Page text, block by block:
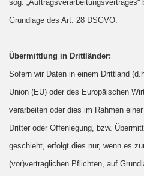
sog.
Grundlage des Art. 28 DSGVO.
Übermittlung in Drittländer:
Sofern wir Daten in einem Drittland
Union (EU) oder des Europäischen
verarbeiten oder dies im Rahmen
Dritter oder Offenlegung, bzw.
geschieht, erfolgt dies nur, wenn es
(vor)vertraglichen Pflichten, auf